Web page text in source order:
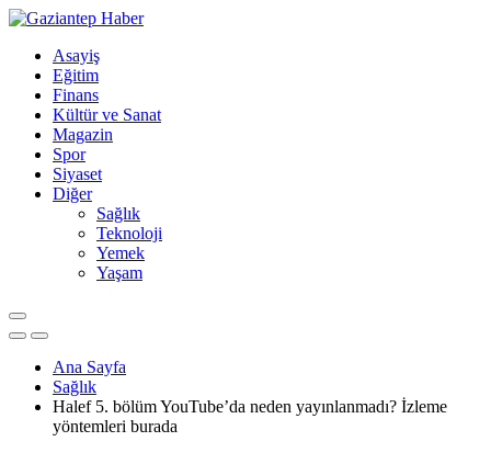
Asayiş
Eğitim
Finans
Kültür ve Sanat
Magazin
Spor
Siyaset
Diğer
Sağlık
Teknoloji
Yemek
Yaşam
Ana Sayfa
Sağlık
Halef 5. bölüm YouTube’da neden yayınlanmadı? İzleme
yöntemleri burada